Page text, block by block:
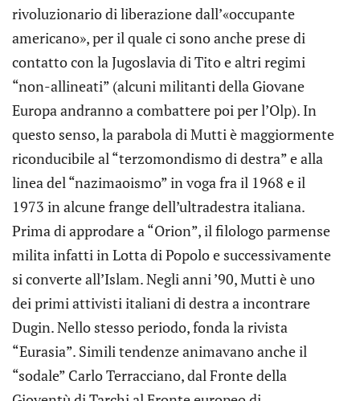
rivoluzionario di liberazione dall’«occupante
americano», per il quale ci sono anche prese di
contatto con la Jugoslavia di Tito e altri regimi
“non-allineati” (alcuni militanti della Giovane
Europa andranno a combattere poi per l’Olp). In
questo senso, la parabola di Mutti è maggiormente
riconducibile al “terzomondismo di destra” e alla
linea del “nazimaoismo” in voga fra il 1968 e il
1973 in alcune frange dell’ultradestra italiana.
Prima di approdare a “Orion”, il filologo parmense
milita infatti in Lotta di Popolo e successivamente
si converte all’Islam. Negli anni ’90, Mutti è uno
dei primi attivisti italiani di destra a incontrare
Dugin. Nello stesso periodo, fonda la rivista
“Eurasia”. Simili tendenze animavano anche il
“sodale” Carlo Terracciano, dal Fronte della